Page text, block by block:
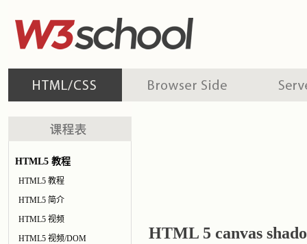
HTML5 教程
HTML5 教程
HTML5 简介
HTML5 视频
HTML5 视频/DOM
HTML 5 canvas